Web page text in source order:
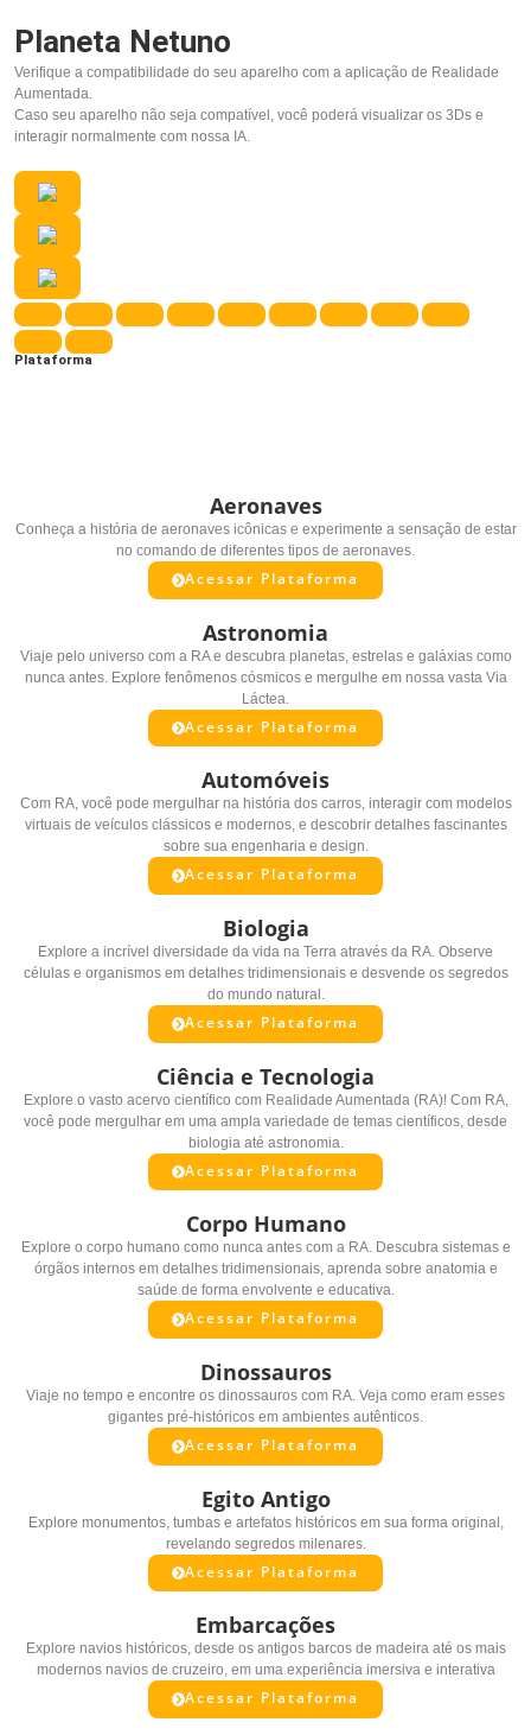
Planeta Netuno
Verifique a compatibilidade do seu aparelho com a aplicação de Realidade
Aumentada.
Caso seu aparelho não seja compatível, você poderá visualizar os 3Ds e
interagir normalmente com nossa IA.
Plataforma
Aeronaves
Conheça a história de aeronaves icônicas e experimente a sensação de estar
no comando de diferentes tipos de aeronaves.
Acessar Plataforma
Astronomia
Viaje pelo universo com a RA e descubra planetas, estrelas e galáxias como
nunca antes. Explore fenômenos cósmicos e mergulhe em nossa vasta Via
Láctea.
Acessar Plataforma
Automóveis
Com RA, você pode mergulhar na história dos carros, interagir com modelos
virtuais de veículos clássicos e modernos, e descobrir detalhes fascinantes
sobre sua engenharia e design.
Acessar Plataforma
Biologia
Explore a incrível diversidade da vida na Terra através da RA. Observe
células e organismos em detalhes tridimensionais e desvende os segredos
do mundo natural.
Acessar Plataforma
Ciência e Tecnologia
Explore o vasto acervo científico com Realidade Aumentada (RA)! Com RA,
você pode mergulhar em uma ampla variedade de temas científicos, desde
biologia até astronomia.
Acessar Plataforma
Corpo Humano
Explore o corpo humano como nunca antes com a RA. Descubra sistemas e
órgãos internos em detalhes tridimensionais, aprenda sobre anatomia e
saúde de forma envolvente e educativa.
Acessar Plataforma
Dinossauros
Viaje no tempo e encontre os dinossauros com RA. Veja como eram esses
gigantes pré-históricos em ambientes autênticos.
Acessar Plataforma
Egito Antigo
Explore monumentos, tumbas e artefatos históricos em sua forma original,
revelando segredos milenares.
Acessar Plataforma
Embarcações
Explore navios históricos, desde os antigos barcos de madeira até os mais
modernos navios de cruzeiro, em uma experiência imersiva e interativa
Acessar Plataforma